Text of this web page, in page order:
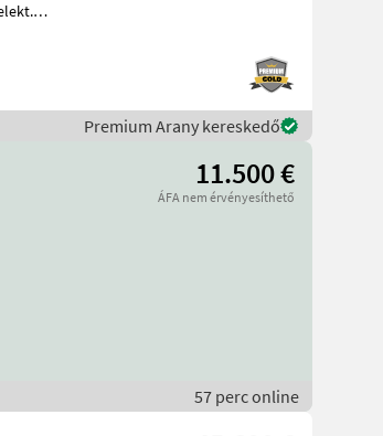
Premium Arany kereskedő
11.500 €
ÁFA nem érvényesíthető
57 perc online